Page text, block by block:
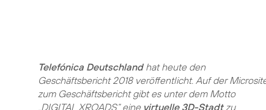
Telefónica Deutschlandhat heute den
Geschäftsbericht 2018 veröffentlicht. Auf der
zum Geschäftsbericht gibt es unter dem Motto
„DIGITAL XROADS“ eine virtuelle 3D-Stadtzu